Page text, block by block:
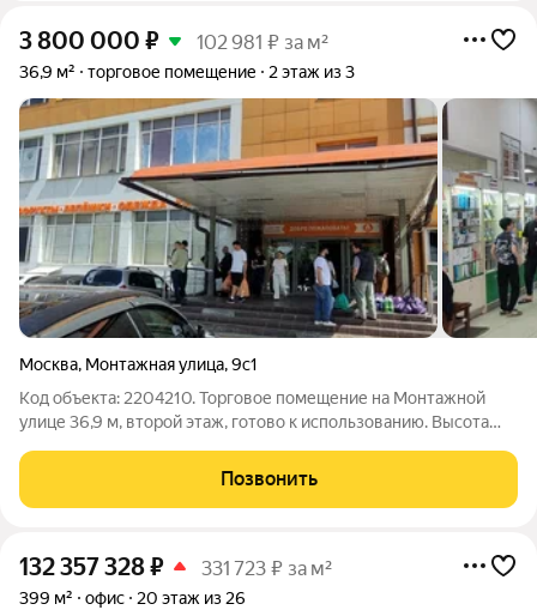
3 800 000 ₽ 102 981 ₽ за м²
36,9 м² торговое помещение 2 этаж из 3
Москва, Монтажная улица,9с1
Код объекта: 2204210. Торговое помещение на Монтажной
улице 36,9 м, второй этаж, готово к использованию. Высота
эффективно организовать пространство, а встроенные
инженерные системы сокращают время
Позвонить
132 357 328₽ 331 723 ₽ за м²
399 м² офис 20 этаж из 26